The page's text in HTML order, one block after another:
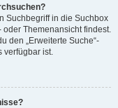
Suchbegriff in die Suchbox
Themenansicht findest.
den „Erweiterte Suche“-
verfügbar ist.